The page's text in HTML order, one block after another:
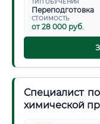
ТИП ОБУЧЕНИЯ
Переподготовка
СТОИМОСТЬ
от 28 000 руб.
Специалист
химической